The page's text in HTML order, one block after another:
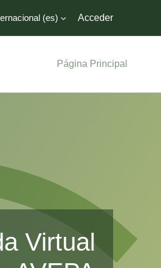
‎(es)‎ Acceder
Página Principal
Virtual